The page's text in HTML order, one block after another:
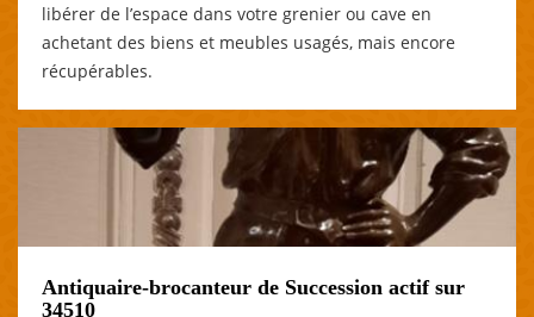
libérer de l’espace dans votre grenier ou cave en
achetant des biens et meubles usagés, mais encore
récupérables.
Antiquaire-brocanteur de Succession actif sur
34510